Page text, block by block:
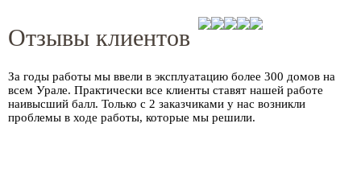
Отзывы клиентов
За годы работы мы ввели в эксплуатацию более 300 домов на
всем Урале. Практически все клиенты ставят нашей работе
наивысший балл. Только с 2 заказчиками у нас возникли
проблемы в ходе работы, которые мы решили.